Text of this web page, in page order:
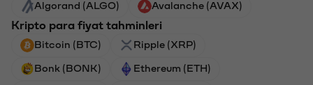
Algorand (ALGO) Avalanche (AVAX)
Kripto para fiyat tahminleri
Bitcoin (BTC) Ripple (XRP)
Bonk (BONK) Ethereum (ETH)